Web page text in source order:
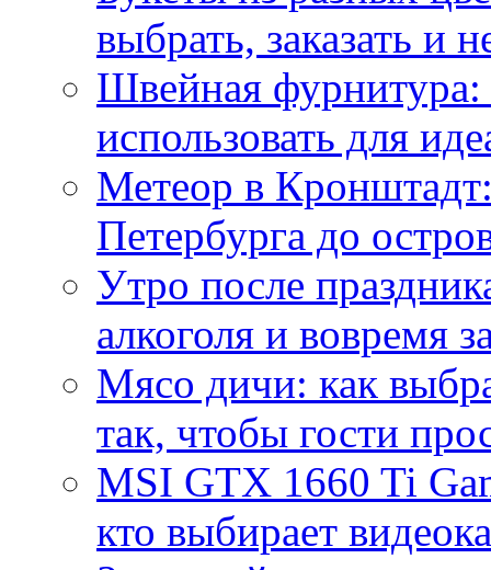
выбрать, заказать и
Швейная фурнитура:
использовать для
Метеор в
Петербурга до
Утро после
алкоголя и вовремя
Мясо дичи: как
так, чтобы гости
MSI GTX 1660 Ti
кто выбирает